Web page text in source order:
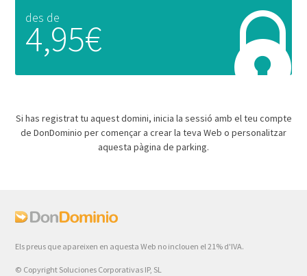
des de
4,95€
Si has registrat tu aquest domini, inicia la sessió amb el teu compte
de DonDominio per començar a crear la teva Web o personalitzar
aquesta pàgina de parking.
Els preus que apareixen en aquesta Web no inclouen el 21% d'IVA.
© Copyright Soluciones Corporativas IP, SL